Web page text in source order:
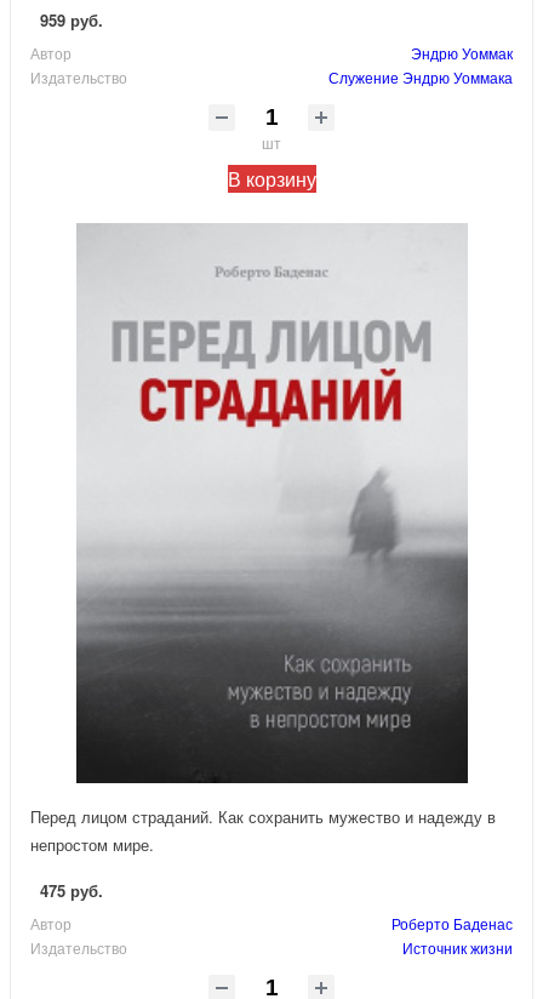
959 руб.
Автор
Эндрю Уоммак
Издательство
Служение Эндрю Уоммака
шт
В корзину
Перед лицом страданий. Как сохранить мужество и надежду в
непростом мире.
475 руб.
Автор
Роберто Баденас
Издательство
Источник жизни